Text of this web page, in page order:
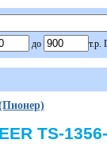
до т.р.
TS-